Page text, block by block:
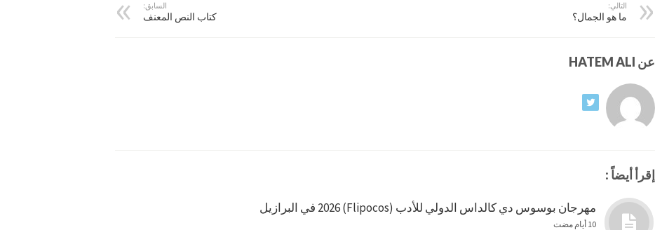
السابق:
كتاب النص المعنف
التالي:
ما هو الجمال؟
عن HATEM ALI
إقرأ أيضاً :
مهرجان بوسوس دي كالداس الدولي للأدب (Flipocos) 2026 في البرازيل
10 أيام مضت